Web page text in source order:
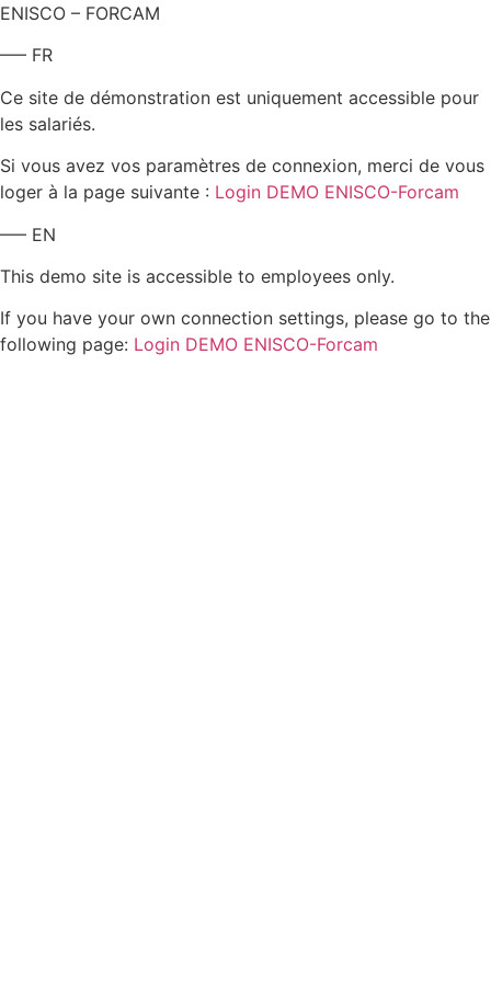
ENISCO – FORCAM
—– FR
Ce site de démonstration est uniquement accessible pour
les salariés.
Si vous avez vos paramètres de connexion, merci de vous
loger à la page suivante : Login DEMO ENISCO-Forcam
—– EN
This demo site is accessible to employees only.
If you have your own connection settings, please go to the
following page: Login DEMO ENISCO-Forcam